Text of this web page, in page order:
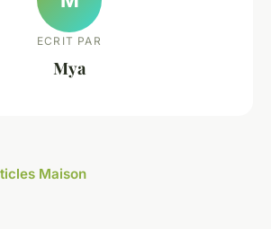
ECRIT PAR
Mya
Maison